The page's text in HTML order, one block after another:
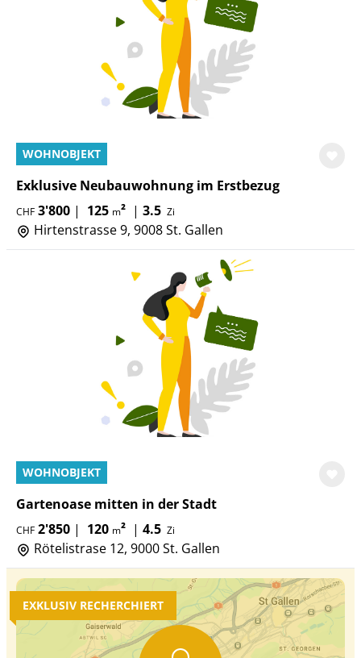
WOHNOBJEKT
Exklusive Neubauwohnung im Erstbezug
CHF 3'800 | 125 m² | 3.5 Zi
Hirtenstrasse 9, 9008 St. Gallen
WOHNOBJEKT
Gartenoase mitten in der Stadt
CHF 2'850 | 120 m² | 4.5 Zi
Rötelistrase 12, 9000 St. Gallen
EXKLUSIV RECHERCHIERT